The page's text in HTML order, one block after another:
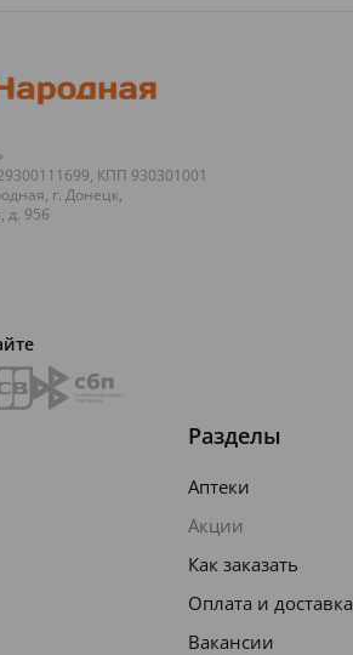
КПП 930301001
г. Донецк,
д. 95б
Разделы
Аптеки
Акции
Как заказать
Оплата и доставка
Вакансии